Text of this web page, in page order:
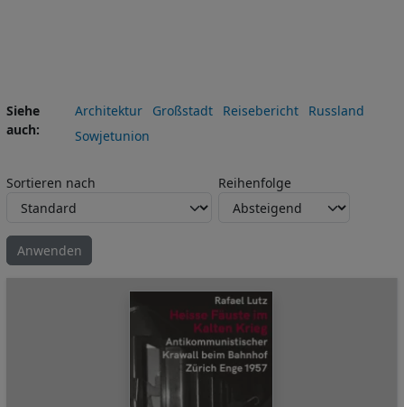
Siehe
auch
Architektur Großstadt Reisebericht
Russland
Sowjetunion
Sortieren nach Reihenfolge